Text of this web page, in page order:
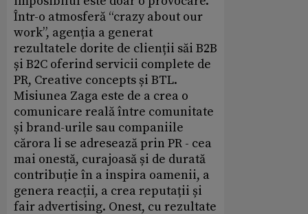
Într-o atmosferă “crazy about our
work”, agenția a generat
rezultatele dorite de clienții săi B2B
și B2C oferind servicii complete de
PR, Creative concepts și BTL.
Misiunea Zaga este de a crea o
comunicare reală între comunitate
și brand-urile sau companiile
cărora li se adresează prin PR - cea
mai onestă, curajoasă și de durată
contribuție în a inspira oamenii, a
genera reacții, a crea reputații și
fair advertising. Onest, cu rezultate